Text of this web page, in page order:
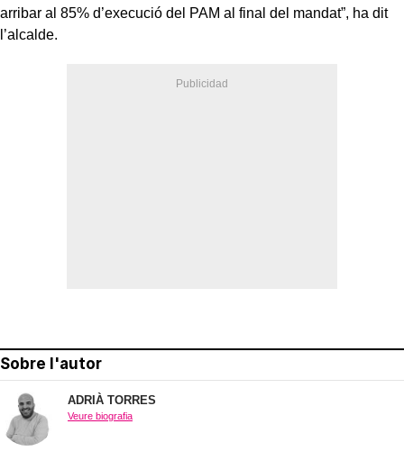
arribar al 85% d’execució del PAM al final del mandat”, ha dit
l’alcalde.
Sobre l'autor
ADRIÀ TORRES
Veure biografia